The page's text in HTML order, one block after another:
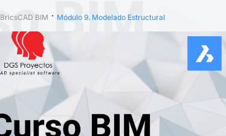
BricsCAD BIM Módulo 9. Modelado Estructural